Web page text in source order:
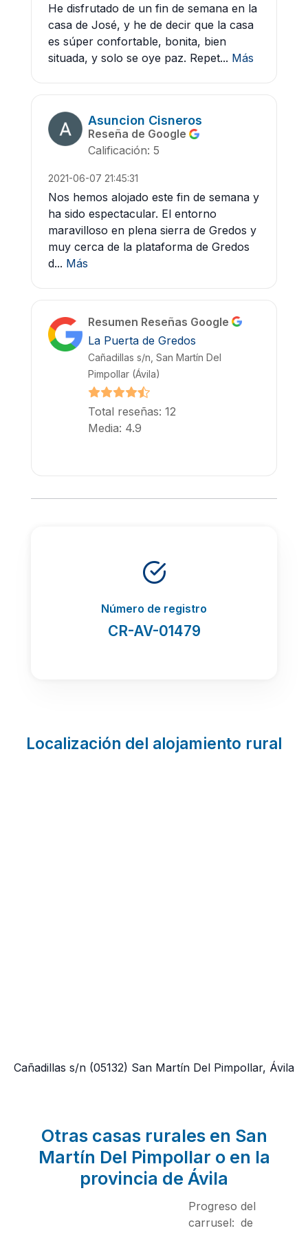
He disfrutado de un fin de semana en la
casa de José, y he de decir que la casa
es súper confortable, bonita, bien
situada, y solo se oye paz. Repet... Más
Asuncion Cisneros
Reseña de Google
Calificación: 5
2021-06-07 21:45:31
Nos hemos alojado este fin de semana y
ha sido espectacular. El entorno
maravilloso en plena sierra de Gredos y
muy cerca de la plataforma de Gredos
d... Más
Resumen Reseñas Google
La Puerta de Gredos
Cañadillas s/n, San Martín Del
Pimpollar (Ávila)
Total reseñas: 12
Media: 4.9
Número de registro
CR-AV-01479
Localización del alojamiento rural
Cañadillas s/n (05132) San Martín Del Pimpollar, Ávila
Otras casas rurales en San
Martín Del Pimpollar o en la
provincia de Ávila
Progreso del
carrusel: de